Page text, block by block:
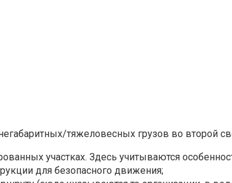
тяжеловесных грузов во второй
участках. Здесь учитываются
для безопасного движения;